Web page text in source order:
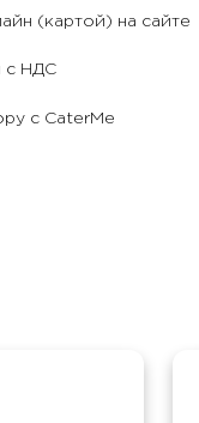
(картой) на сайте
с НДС
с CaterMe